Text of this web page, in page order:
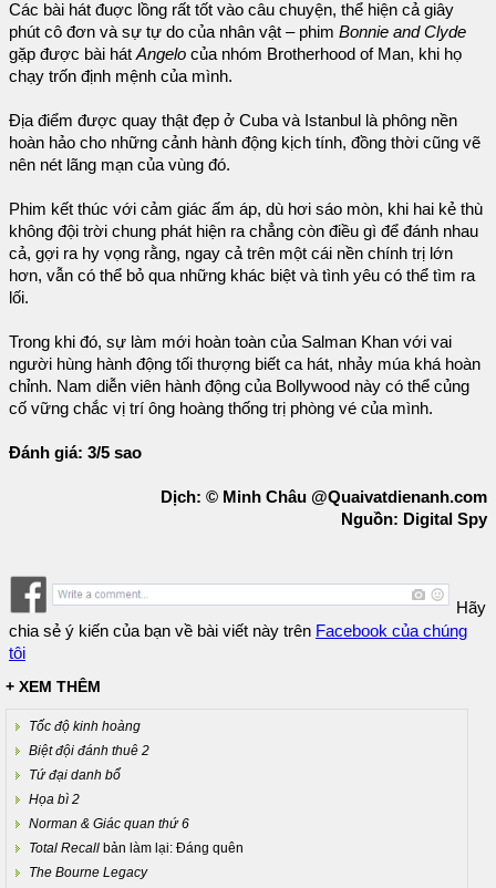
Các bài hát đuợc lồng rất tốt vào câu chuyện, thể hiện cả giây
phút cô đơn và sự tự do của nhân vật – phim Bonnie and Clyde
gặp được bài hátAngelo của nhóm Brotherhood of Man, khi họ
chạy trốn định mệnh của mình.
Địa điểm được quay thật đẹp ở Cuba và Istanbul là phông nền
hoàn hảo cho những cảnh hành động kịch tính, đồng thời cũng vẽ
nên nét lãng mạn của vùng đó.
Phim kết thúc với cảm giác ấm áp, dù hơi sáo mòn, khi hai kẻ thù
không đội trời chung phát hiện ra chẳng còn điều gì để đánh nhau
cả, gợi ra hy vọng rằng, ngay cả trên một cái nền chính trị lớn
hơn, vẫn có thể bỏ qua những khác biệt và tình yêu có thể tìm ra
lối.
Trong khi đó, sự làm mới hoàn toàn của Salman Khan với vai
người hùng hành động tối thượng biết ca hát, nhảy múa khá hoàn
chỉnh. Nam diễn viên hành động của Bollywood này có thể củng
cố vững chắc vị trí ông hoàng thống trị phòng vé của mình.
Đánh giá: 3/5 sao
Dịch: © Minh Châu @Quaivatdienanh.com
Nguồn: Digital Spy
Hãy
chia sẻ ý kiến của bạn về bài viết này trên Facebook của chúng
tôi
+ XEM THÊM
Tốc độ kinh hoàng
Biệt đội đánh thuê 2
Tứ đại danh bổ
Họa bì 2
Norman & Giác quan thứ 6
Total Recall bản làm lại: Đáng quên
The Bourne Legacy